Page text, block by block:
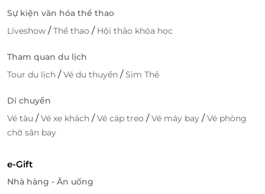
Sự kiện văn hóa thể thao
Liveshow /Thể thao / Hội thảo khóa học
Tham quan du lịch
Tour du lịch /Vé du thuyền /Sim Thẻ
Di chuyển
Vé tàu /Vé xe khách /Vé cáp treo /Vé máy bay /Vé phòng
chờ sân bay
e-Gift
Nhà hàng - Ăn uống